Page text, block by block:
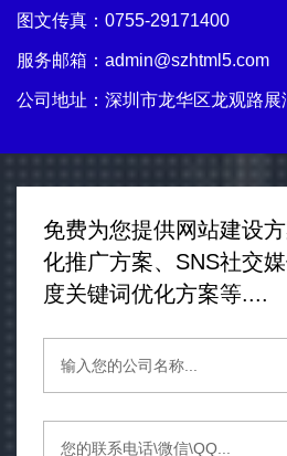
图文传真：0755-29171400
服务邮箱： admin@szhtml5.com
公司地址：深圳市龙华区龙观路展
免费为您提供网站建设
化推广方案、SNS社交
度关键词优化方案等....